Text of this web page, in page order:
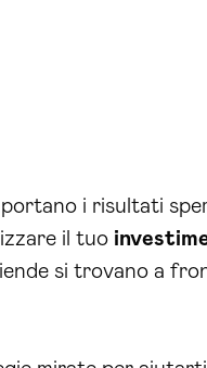
i risultati
il tuo
si trovano a